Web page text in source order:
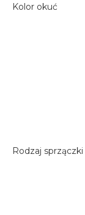
Kolor okuć
Rodzaj sprzączki